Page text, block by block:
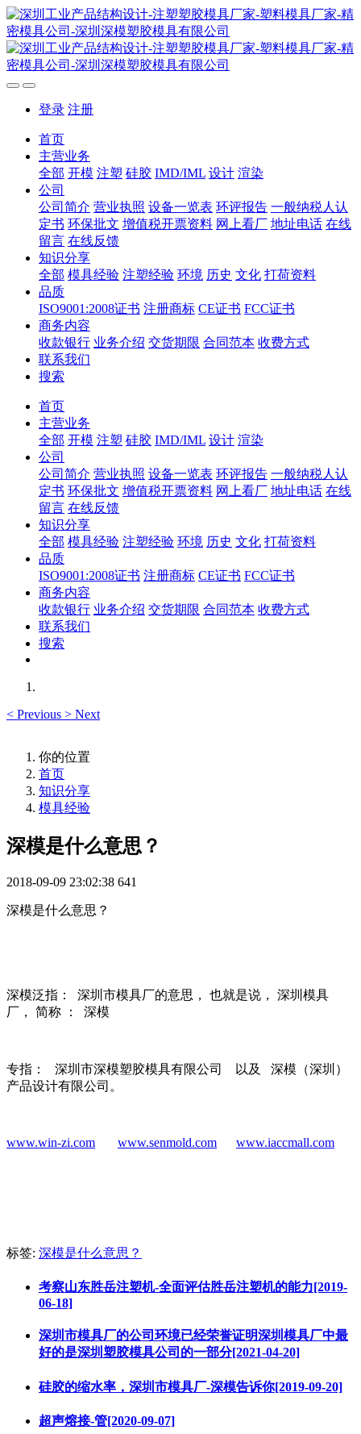
登录 注册
首页
主营业务
全部 开模 注塑 硅胶 IMD/IML 设计 渲染
公司
公司简介 营业执照 设备一览表 环评报告 一般纳税人认
定书 环保批文 增值税开票资料 网上看厂 地址电话 在线
留言 在线反馈
知识分享
全部 模具经验 注塑经验 环境 历史 文化 打荷资料
品质
ISO9001:2008证书 注册商标 CE证书 FCC证书
商务内容
收款银行 业务介绍 交货期限 合同范本 收费方式
联系我们
搜索
首页
主营业务
全部 开模 注塑 硅胶 IMD/IML 设计 渲染
公司
公司简介 营业执照 设备一览表 环评报告 一般纳税人认
定书 环保批文 增值税开票资料 网上看厂 地址电话 在线
留言 在线反馈
知识分享
全部 模具经验 注塑经验 环境 历史 文化 打荷资料
品质
ISO9001:2008证书 注册商标 CE证书 FCC证书
商务内容
收款银行 业务介绍 交货期限 合同范本 收费方式
联系我们
搜索
< Previous > Next
你的位置
首页
知识分享
模具经验
深模是什么意思？
2018-09-09 23:02:38 641
深模是什么意思？
深模泛指： 深圳市模具厂的意思， 也就是说， 深圳模具
厂， 简称 ： 深模
专指： 深圳市深模塑胶模具有限公司 以及 深模（深圳）
产品设计有限公司。
www.win-zi.com www.senmold.com www.iaccmall.com
标签: 深模是什么意思？
考察山东胜岳注塑机-全面评估胜岳注塑机的能力[2019-
06-18]
深圳市模具厂的公司环境已经荣誉证明深圳模具厂中最
好的是深圳塑胶模具公司的一部分[2021-04-20]
硅胶的缩水率，深圳市模具厂-深模告诉你[2019-09-20]
超声熔接-管[2020-09-07]